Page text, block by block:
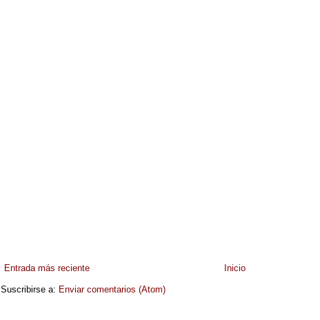
Entrada más reciente Inicio
Suscribirse a: Enviar comentarios (Atom)